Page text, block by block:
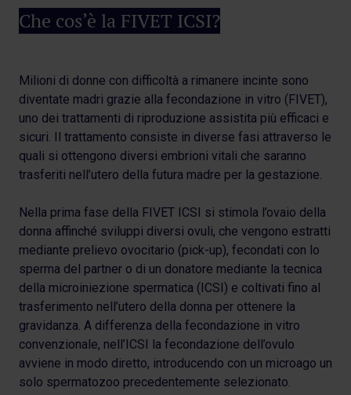
Che cos’è la FIVET ICSI?
Milioni di donne con difficoltà a rimanere incinte sono
diventate madri grazie alla fecondazione in vitro (FIVET),
uno dei trattamenti di riproduzione assistita più efficaci e
sicuri. Il trattamento consiste in diverse fasi attraverso le
quali si ottengono diversi embrioni vitali che saranno
trasferiti nell’utero della futura madre per la gestazione.
Nella prima fase della FIVET ICSI si stimola l’ovaio della
donna affinché sviluppi diversi ovuli, che vengono estratti
mediante prelievo ovocitario (pick-up), fecondati con lo
sperma del partner o di un donatore mediante la tecnica
della microiniezione spermatica (ICSI) e coltivati fino al
trasferimento nell’utero della donna per ottenere la
gravidanza. A differenza della fecondazione in vitro
convenzionale, nell’ICSI la fecondazione dell’ovulo
avviene in modo diretto, introducendo con un microago un
solo spermatozoo precedentemente selezionato.